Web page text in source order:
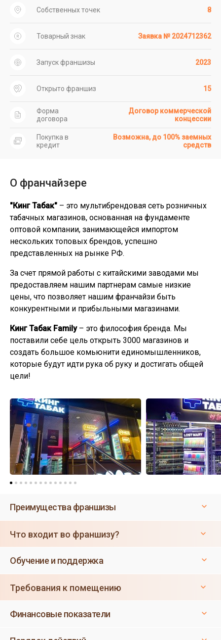
Собственных точек 8
Товарный знак Заявка № 2024712362
Запуск франшизы 2023
Открыто франшиз 15
Форма
договора
Договор коммерческой
концессии
Покупка в
кредит
Возможна, до 100% заемных
средств
О франчайзере
"Кинг Табак" – это мультибрендовая сеть розничных
табачных магазинов, основанная на фундаменте
оптовой компании, занимающейся импортом
нескольких топовых брендов, успешно
представленных на рынке РФ.
За счет прямой работы с китайскими заводами мы
предоставляем нашим партнерам самые низкие
цены, что позволяет нашим франчайзи быть
конкурентными и прибыльными магазинами.
Кинг Табак Family– это философия бренда. Мы
поставили себе цель открыть 3000 магазинов и
создать большое комьюнити единомышленников,
которые будут идти рука об руку и достигать общей
цели!
Преимущества франшизы
Что входит во франшизу?
Обучение и поддержка
Требования к помещению
Финансовые показатели